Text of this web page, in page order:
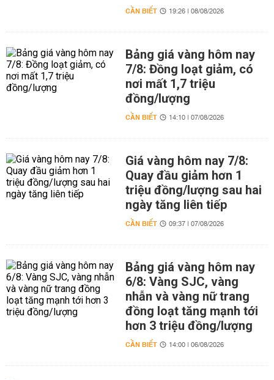
CẦN BIẾT 19:26 | 08/08/2026
Bảng giá vàng hôm nay
7/8: Đồng loạt giảm, có
nơi mất 1,7 triệu
đồng/lượng
CẦN BIẾT 14:10 | 07/08/2026
Giá vàng hôm nay 7/8:
Quay đầu giảm hơn 1
triệu đồng/lượng sau hai
ngày tăng liên tiếp
CẦN BIẾT 09:37 | 07/08/2026
Bảng giá vàng hôm nay
6/8: Vàng SJC, vàng
nhẫn và vàng nữ trang
đồng loạt tăng mạnh tới
hơn 3 triệu đồng/lượng
CẦN BIẾT 14:00 | 06/08/2026